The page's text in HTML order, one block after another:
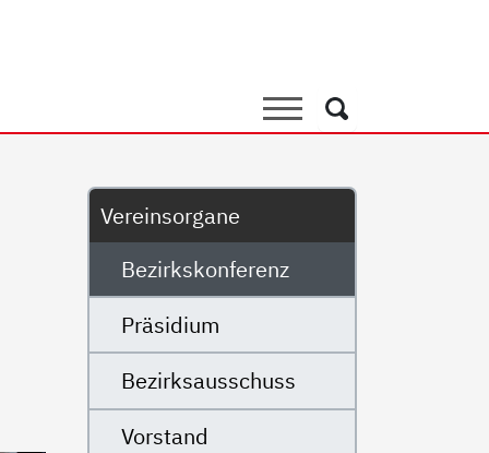
Suche
Suche
Untermenü
Vereinsorgane
Bezirkskonferenz
Präsidium
Bezirksausschuss
Vorstand